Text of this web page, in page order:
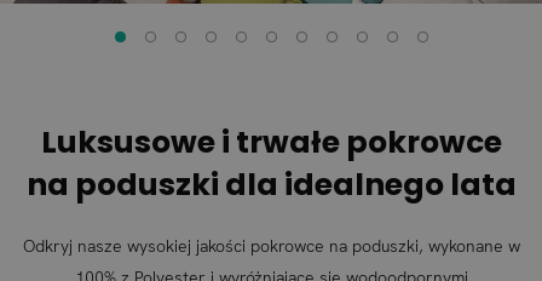
Luksusowe i trwałe pokrowce
na poduszki dla idealnego lata
Odkryj nasze wysokiej jakości pokrowce na poduszki, wykonane w